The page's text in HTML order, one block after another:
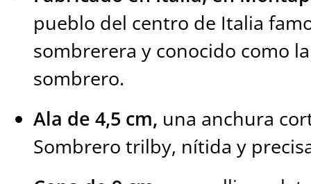
pueblo del centro de Italia
sombrerera y conocido como
sombrero.
Ala de 4,5 cm, una anchura
Sombrero trilby, nítida y